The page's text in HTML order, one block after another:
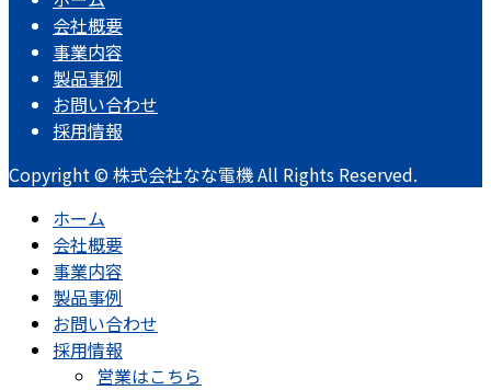
会社概要
事業内容
製品事例
お問い合わせ
採用情報
Copyright © 株式会社なな電機 All Rights Reserved.
ホーム
会社概要
事業内容
製品事例
お問い合わせ
採用情報
営業はこちら